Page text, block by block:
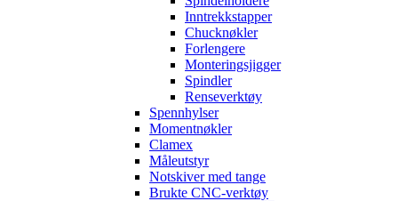
Inntrekkstapper
Chucknøkler
Forlengere
Monteringsjigger
Spindler
Renseverktøy
Spennhylser
Momentnøkler
Clamex
Måleutstyr
Notskiver med tange
Brukte CNC-verktøy